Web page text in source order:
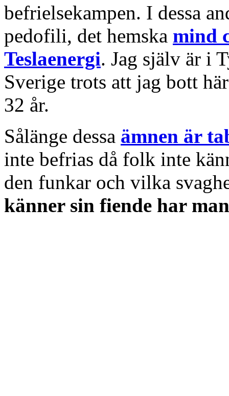
befrielsekampen. I dessa
pedofili, det hemska mind
Teslaenergi. Jag själv är i
Sverige trots att jag bott
32 år.
Sålänge dessa ämnen är
inte befrias då folk inte
den funkar och vilka
känner sin fiende har